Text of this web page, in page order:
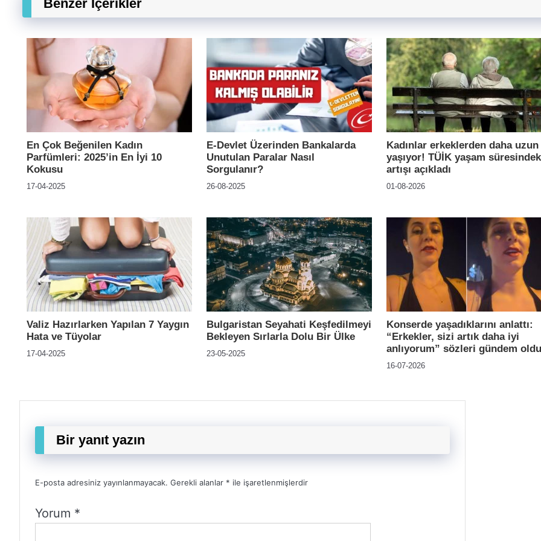
Benzer İçerikler
En Çok Beğenilen Kadın
Parfümleri: 2025’in En İyi 10
Kokusu
17-04-2025
E-Devlet Üzerinden Bankalarda
Unutulan Paralar Nasıl
Sorgulanır?
26-08-2025
Kadınlar erkeklerden daha uzun
yaşıyor! TÜİK yaşam
artışı açıkladı
01-08-2026
Valiz Hazırlarken Yapılan 7 Yaygın
Hata ve Tüyolar
17-04-2025
Bulgaristan Seyahati Keşfedilmeyi
Bekleyen Sırlarla Dolu Bir Ülke
23-05-2025
Konserde yaşadıklarını anlattı:
“Erkekler, sizi artık daha iyi
anlıyorum” sözleri gündem oldu
16-07-2026
Bir yanıt yazın
E-posta adresiniz yayınlanmayacak. Gerekli alanlar * ile işaretlenmişlerdir
Yorum *